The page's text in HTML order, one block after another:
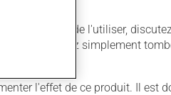
cesser de l'utiliser,
laissez simplement
l'effet de ce produit. Il est